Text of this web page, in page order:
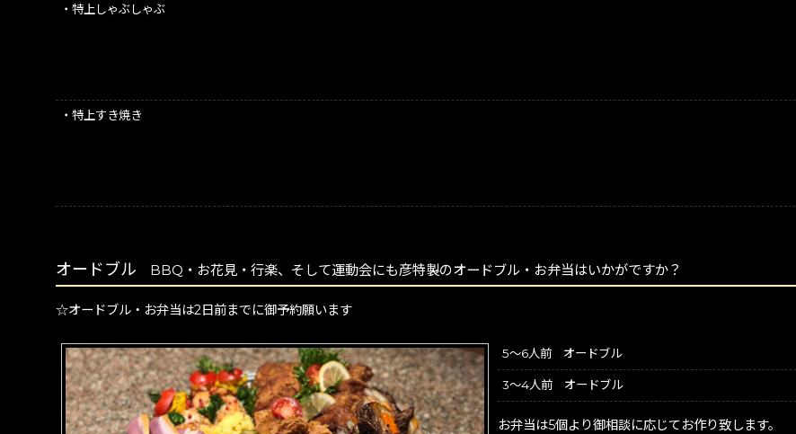
・特上しゃぶしゃぶ
・特上すき焼き
オードブル BBQ・お花見・行楽、そして運動会にも彦特製のオードブル・お弁当はいかがですか？
☆オードブル・お弁当は2日前までに御予約願います
5～6人前 オードブル
3～4人前 オードブル
お弁当は5個より御相談に応じてお作り致します。